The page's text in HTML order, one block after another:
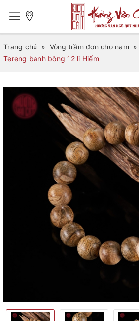
Trang chủ » Vòng trầm đơn cho nam »
Tereng banh bông 12 li Hiếm